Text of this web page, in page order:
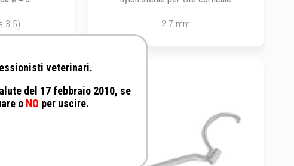
3.5) 2.7 mm
veterinari.
del 17 febbraio 2010, se
o NO per uscire.